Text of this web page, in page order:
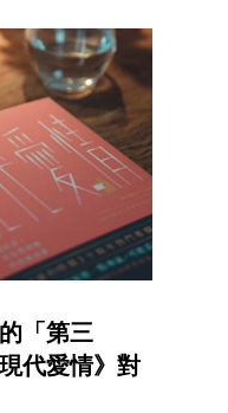
「第三
代愛情》對